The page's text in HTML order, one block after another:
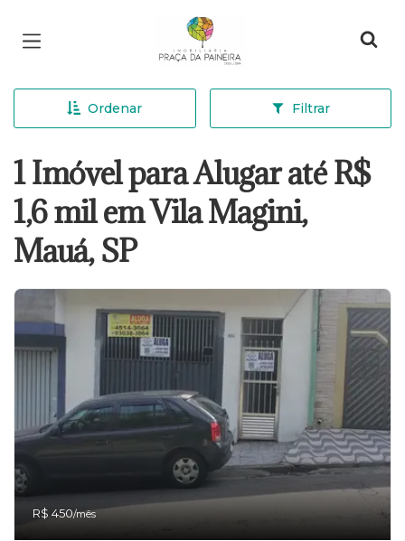
Página inicial
Ordenar Filtrar
1 Imóvel para Alugar até R$
1,6 mil em Vila Magini,
Mauá, SP
R$ 450/mês